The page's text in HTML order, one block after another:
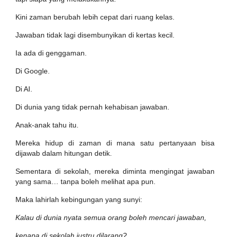
Kini zaman berubah lebih cepat dari ruang kelas.
Jawaban tidak lagi disembunyikan di kertas kecil.
Ia ada di genggaman.
Di Google.
Di AI.
Di dunia yang tidak pernah kehabisan jawaban.
Anak-anak tahu itu.
Mereka hidup di zaman di mana satu pertanyaan bisa
dijawab dalam hitungan detik.
Sementara di sekolah, mereka diminta mengingat jawaban
yang sama… tanpa boleh melihat apa pun.
Maka lahirlah kebingungan yang sunyi:
Kalau di dunia nyata semua orang boleh mencari jawaban,